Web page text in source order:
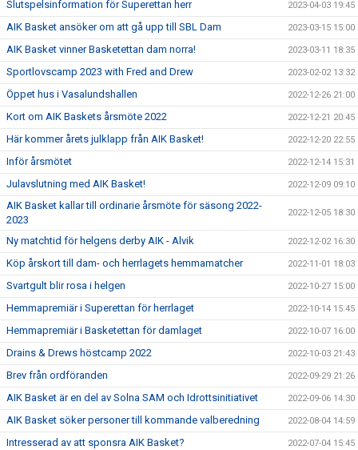
Slutspelsinformation för Superettan herr 2023-04-03 19:45
AIK Basket ansöker om att gå upp till SBL Dam 2023-03-15 15:00
AIK Basket vinner Basketettan dam norra! 2023-03-11 18:35
Sportlovscamp 2023 with Fred and Drew 2023-02-02 13:32
Öppet hus i Vasalundshallen 2022-12-26 21:00
Kort om AIK Baskets årsmöte 2022 2022-12-21 20:45
Här kommer årets julklapp från AIK Basket! 2022-12-20 22:55
Inför årsmötet 2022-12-14 15:31
Julavslutning med AIK Basket! 2022-12-09 09:10
AIK Basket kallar till ordinarie årsmöte för säsong 2022-
2023
2022-12-05 18:30
Ny matchtid för helgens derby AIK - Alvik 2022-12-02 16:30
Köp årskort till dam- och herrlagets hemmamatcher 2022-11-01 18:03
Svartgult blir rosa i helgen 2022-10-27 15:00
Hemmapremiär i Superettan för herrlaget 2022-10-14 15:45
Hemmapremiär i Basketettan för damlaget 2022-10-07 16:00
Drains & Drews höstcamp 2022 2022-10-03 21:43
Brev från ordföranden 2022-09-29 21:26
AIK Basket är en del av Solna SAM och Idrottsinitiativet 2022-09-06 14:30
AIK Basket söker personer till kommande valberedning 2022-08-04 14:59
Intresserad av att sponsra AIK Basket? 2022-07-04 15:45